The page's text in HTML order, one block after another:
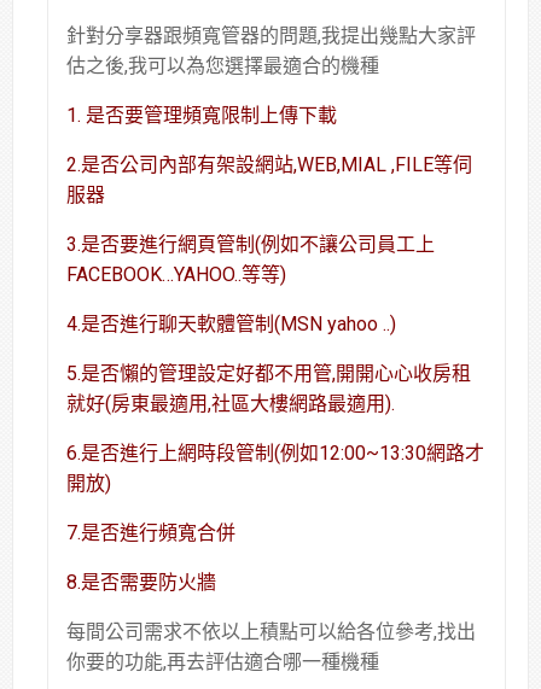
針對分享器跟頻寬管器的問題,我提出幾點大家評
估之後,我可以為您選擇最適合的機種
1. 是否要管理頻寬限制上傳下載
2.是否公司內部有架設網站,WEB,MIAL ,FILE等伺
服器
3.是否要進行網頁管制(例如不讓公司員工上
FACEBOOK…YAHOO..等等)
4.是否進行聊天軟體管制(MSN yahoo ..)
5.是否懶的管理設定好都不用管,開開心心收房租
就好(房東最適用,社區大樓網路最適用).
6.是否進行上網時段管制(例如12:00~13:30網路才
開放)
7.是否進行頻寬合併
8.是否需要防火牆
每間公司需求不依以上積點可以給各位參考,找出
你要的功能,再去評估適合哪一種機種